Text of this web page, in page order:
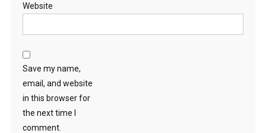
Website
Save my name,
email, and website
in this browser for
the next time I
comment.